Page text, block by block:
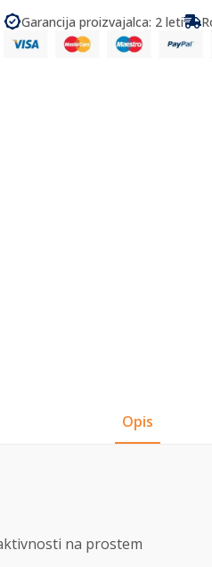
Grill
200
CV
količina
Garancija proizvajalca: 2 leti
Opis
na prostem